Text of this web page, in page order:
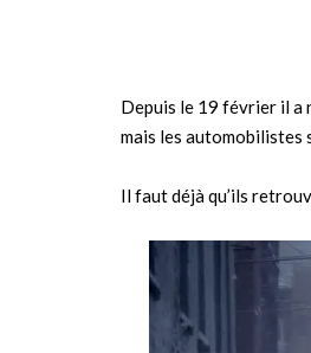
Depuis le 19 février il a
mais les automobilistes
Il faut déjà qu’ils